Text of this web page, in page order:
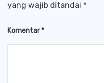
yang wajib ditandai *
Komentar*